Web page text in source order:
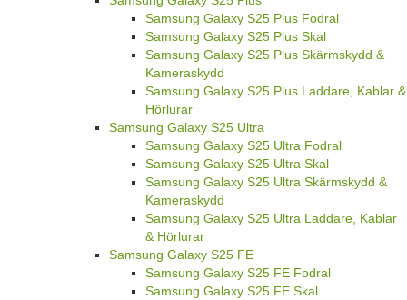
Samsung Galaxy S25 Plus Fodral
Samsung Galaxy S25 Plus Skal
Samsung Galaxy S25 Plus Skärmskydd &
Kameraskydd
Samsung Galaxy S25 Plus Laddare, Kablar &
Hörlurar
Samsung Galaxy S25 Ultra
Samsung Galaxy S25 Ultra Fodral
Samsung Galaxy S25 Ultra Skal
Samsung Galaxy S25 Ultra Skärmskydd &
Kameraskydd
Samsung Galaxy S25 Ultra Laddare, Kablar
& Hörlurar
Samsung Galaxy S25 FE
Samsung Galaxy S25 FE Fodral
Samsung Galaxy S25 FE Skal